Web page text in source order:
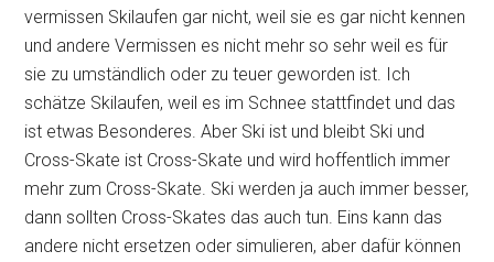
vermissen Skilaufen gar nicht, weil sie es gar nicht kennen
und andere Vermissen es nicht mehr so sehr weil es für
sie zu umständlich oder zu teuer geworden ist. Ich
schätze Skilaufen, weil es im Schnee stattfindet und das
ist etwas Besonderes. Aber Ski ist und bleibt Ski und
Cross-Skate ist Cross-Skate und wird hoffentlich immer
mehr zum Cross-Skate. Ski werden ja auch immer besser,
dann sollten Cross-Skates das auch tun. Eins kann das
andere nicht ersetzen oder simulieren, aber dafür können